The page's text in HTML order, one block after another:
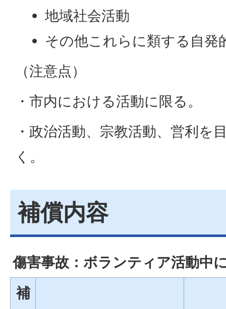
地域社会活動
その他これらに類する自発
（注意点）
・市内における活動に限る。
・政治活動、宗教活動、営利を
く。
補償内容
傷害事故：ボランティア活動中
補